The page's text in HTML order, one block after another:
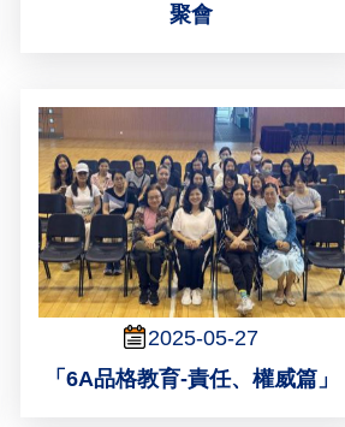
聚會
2025-05-27
「6A品格教育-責任、權威篇」